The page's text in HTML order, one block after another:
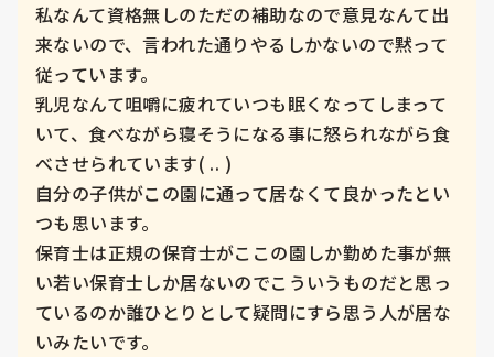
私なんて資格無しのただの補助なので意見なんて出
来ないので、言われた通りやるしかないので黙って
従っています。
乳児なんて咀嚼に疲れていつも眠くなってしまって
いて、食べながら寝そうになる事に怒られながら食
べさせられています( .. )
自分の子供がこの園に通って居なくて良かったとい
つも思います。
保育士は正規の保育士がここの園しか勤めた事が無
い若い保育士しか居ないのでこういうものだと思っ
ているのか誰ひとりとして疑問にすら思う人が居な
いみたいです。